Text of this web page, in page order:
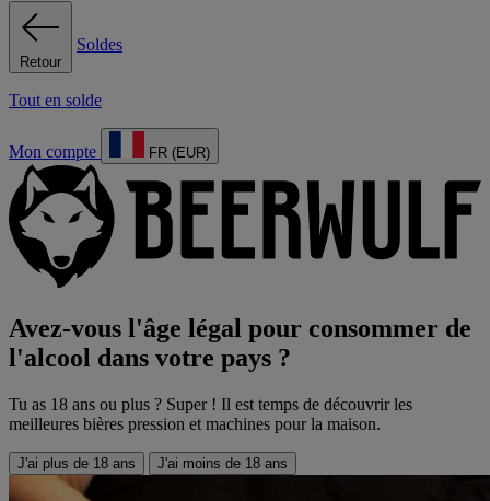
Retour
Soldes
Tout en solde
Mon compte FR (EUR)
Avez-vous l'âge légal pour consommer de
l'alcool dans votre pays ?
Tu as 18 ans ou plus ? Super ! Il est temps de découvrir les
meilleures bières pression et machines pour la maison.
J'ai plus de 18 ans J'ai moins de 18 ans